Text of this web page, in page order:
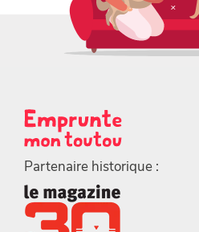
Partenaire historique :